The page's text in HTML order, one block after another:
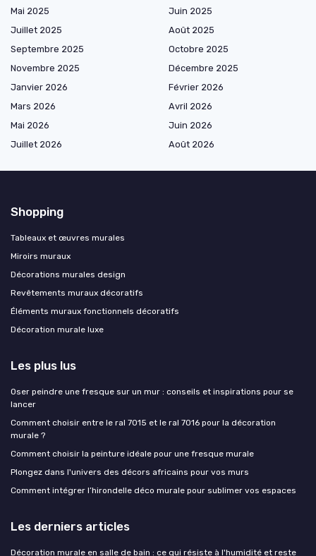
Mai 2025
Juin 2025
Juillet 2025
Août 2025
Septembre 2025
Octobre 2025
Novembre 2025
Décembre 2025
Janvier 2026
Février 2026
Mars 2026
Avril 2026
Mai 2026
Juin 2026
Juillet 2026
Août 2026
Shopping
Tableaux et œuvres murales
Miroirs muraux
Décorations murales design
Revêtements muraux décoratifs
Éléments muraux fonctionnels décoratifs
Décoration murale luxe
Les plus lus
Oser peindre une fresque sur un mur : conseils et inspirations pour se
lancer
Comment choisir entre le ral 7015 et le ral 7016 pour la décoration
murale ?
Comment choisir la peinture idéale pour une fresque murale
Plongez dans l'univers des décors africains pour vos murs
Comment intégrer l’hirondelle déco murale pour sublimer vos espaces
Les derniers articles
Décoration murale en salle de bain : ce qui résiste à l'humidité et reste